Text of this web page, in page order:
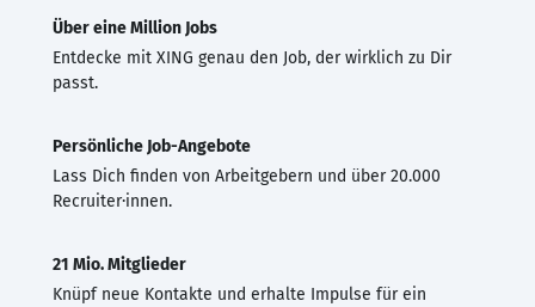
Über eine Million Jobs
Entdecke mit XING genau den Job, der wirklich zu Dir
passt.
Persönliche Job-Angebote
Lass Dich finden von Arbeitgebern und über 20.000
Recruiter·innen.
21 Mio. Mitglieder
Knüpf neue Kontakte und erhalte Impulse für ein